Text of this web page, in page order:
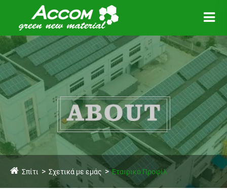
Σπίτι Σχετικά με εμάς Εταιρικό Προφίλ